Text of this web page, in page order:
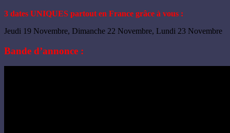
3 dates UNIQUES partout en France grâce à vous :
Jeudi 19 Novembre, Dimanche 22 Novembre, Lundi 23 Novembre
Bande d’annonce :